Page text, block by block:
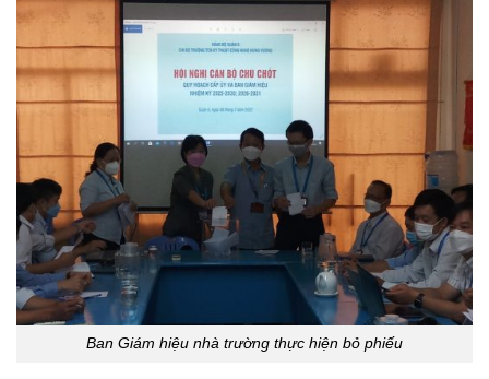
Ban Giám hiệu nhà trường thực hiện bỏ phiếu